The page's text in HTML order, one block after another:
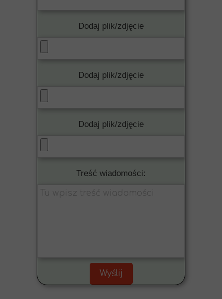
Dodaj plik/zdjęcie
Dodaj plik/zdjęcie
Dodaj plik/zdjęcie
Treść wiadomości:
Wyślij